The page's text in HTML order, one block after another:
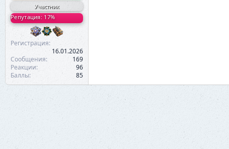
Участник
Репутация: 17%
Регистрация
16.01.2026
Сообщения
169
Реакции
96
Баллы
85